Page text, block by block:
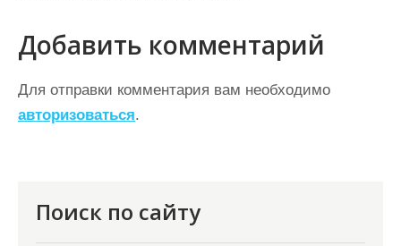
Добавить комментарий
Для отправки комментария вам необходимо
авторизоваться.
Поиск по сайту